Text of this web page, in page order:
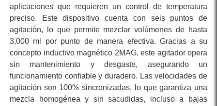
aplicaciones que requieren un control de temperatura
preciso. Este dispositivo cuenta con seis puntos de
agitación, lo que permite mezclar volúmenes de hasta
3,000 ml por punto de manera efectiva. Gracias a su
concepto inductivo magnético 2MAG, este agitador opera
sin mantenimiento y desgaste, asegurando un
funcionamiento confiable y duradero. Las velocidades de
agitación son 100% sincronizadas, lo que garantiza una
mezcla homogénea y sin sacudidas, incluso a bajas